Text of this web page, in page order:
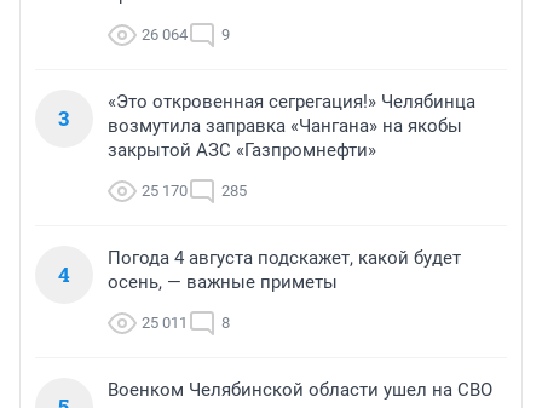
26 064 9
3
«Это откровенная сегрегация!» Челябинца
возмутила заправка «Чангана» на якобы
закрытой АЗС «Газпромнефти»
25 170 285
4
Погода 4 августа подскажет, какой будет
осень, — важные приметы
25 011 8
Военком Челябинской области ушел на СВО